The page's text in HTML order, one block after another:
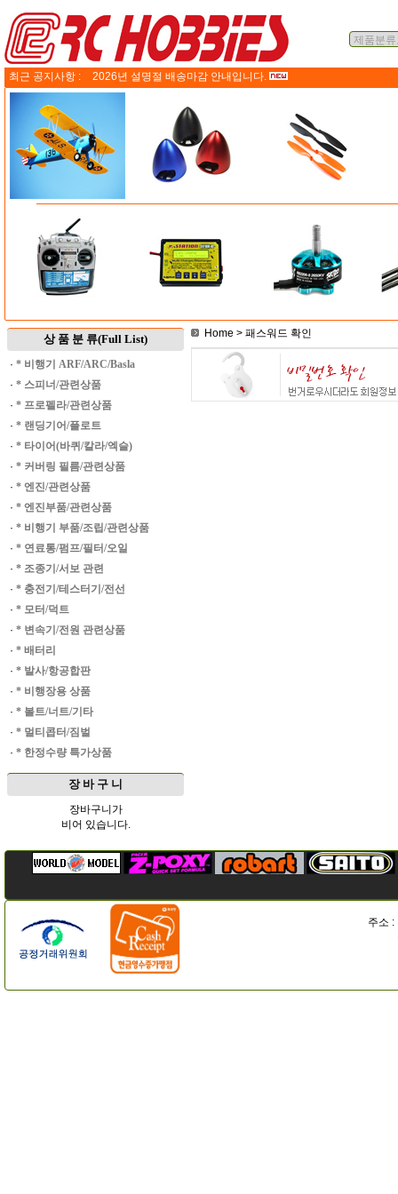
최근 공지사항 : 2026년 설명절 배송마감 안내입니다.
상 품 분 류(Full List)
· * 비행기 ARF/ARC/Basla
· * 스피너/관련상품
· * 프로펠라/관련상품
· * 랜딩기어/플로트
· * 타이어(바퀴/칼라/엑슬)
· * 커버링 필름/관련상품
· * 엔진/관련상품
· * 엔진부품/관련상품
· * 비행기 부품/조립/관련상품
· * 연료통/펌프/필터/오일
· * 조종기/서보 관련
· * 충전기/테스터기/전선
· * 모터/덕트
· * 변속기/전원 관련상품
· * 배터리
· * 발사/항공합판
· * 비행장용 상품
· * 볼트/너트/기타
· * 멀티콥터/짐벌
· * 한정수량 특가상품
장 바 구 니
장바구니가
비어 있습니다.
Home > 패스워드 확인
주소